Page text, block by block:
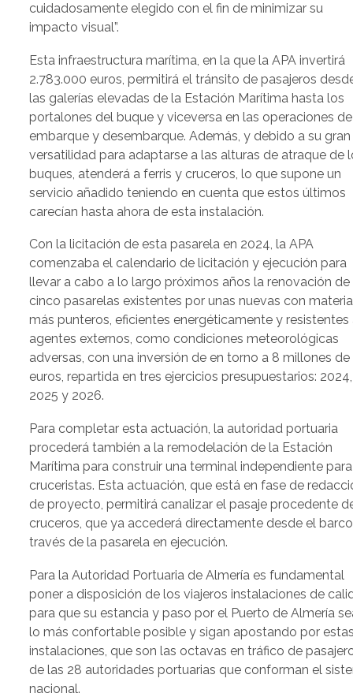
cuidadosamente elegido con el fin de minimizar su
impacto visual”.
Esta infraestructura marítima, en la que la APA invertirá
2.783.000 euros, permitirá el tránsito de pasajeros
las galerías elevadas de la Estación Marítima hasta los
portalones del buque y viceversa en las operaciones de
embarque y desembarque. Además, y debido a su gran
versatilidad para adaptarse a las alturas de atraque de
buques, atenderá a ferris y cruceros, lo que supone un
servicio añadido teniendo en cuenta que estos últimos
carecían hasta ahora de esta instalación.
Con la licitación de esta pasarela en 2024, la APA
comenzaba el calendario de licitación y ejecución para
llevar a cabo a lo largo próximos años la renovación de
cinco pasarelas existentes por unas nuevas con
más punteros, eficientes energéticamente y resistentes
agentes externos, como condiciones meteorológicas
adversas, con una inversión de en torno a 8 millones de
euros, repartida en tres ejercicios presupuestarios: 2024,
2025 y 2026.
Para completar esta actuación, la autoridad portuaria
procederá también a la remodelación de la Estación
Marítima para construir una terminal independiente para
cruceristas. Esta actuación, que está en fase de
de proyecto, permitirá canalizar el pasaje procedente
cruceros, que ya accederá directamente desde el
través de la pasarela en ejecución.
Para la Autoridad Portuaria de Almería es fundamental
poner a disposición de los viajeros instalaciones de
para que su estancia y paso por el Puerto de Almería
lo más confortable posible y sigan apostando por
instalaciones, que son las octavas en tráfico de
de las 28 autoridades portuarias que conforman el
nacional.